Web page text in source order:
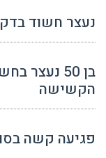
נעצר חשוד
בן 50
הקשישה
פגיעה קשה